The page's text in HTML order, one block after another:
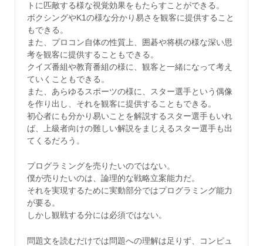
トに匹敵する様な視覚効果をもたらすことができる。
ボクシングやK1の様な分かり易さを観客に提供すること
もできる。
また、プロコン自体の性質上、囲碁や将棋の様な深い思
考を観客に提供することもできる。
クイズ番組や教育番組の様に、観客と一緒になって考え
ていくこともできる。
また、あらゆるスポーツの様に、スター選手という偶像
を作り出し、それを観客に提供することもできる。
初心者にも分かり易いことを解説するスター選手もいれ
ば、上級者向けの難しい解説をまじえるスター選手も出
てくるだろう。
プログラミングを売りたいのではない。
僕が売りたいのは、論理的な戦略立案能力だ。
それを実現するために実動部分ではプログラミング能力
が要る。
しかし観戦する分には必須ではない。
問題文を読むだけでは問題への理解は足りず、コンピュ